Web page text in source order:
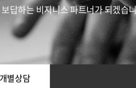
답하는 비지니스 파트너가 되겠습
개별상담